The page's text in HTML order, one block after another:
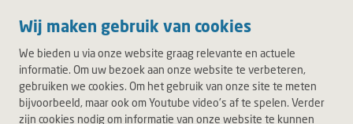
Wij maken gebruik van cookies
We bieden u via onze website graag relevante en actuele
informatie. Om uw bezoek aan onze website te verbeteren,
gebruiken we cookies. Om het gebruik van onze site te meten
bijvoorbeeld, maar ook om Youtube video's af te spelen. Verder
zijn cookies nodig om informatie van onze website te kunnen